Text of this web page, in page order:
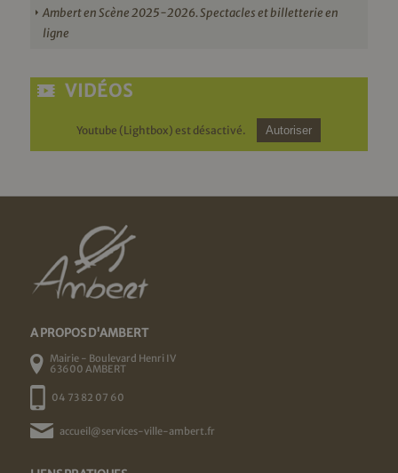
Ambert en Scène 2025-2026. Spectacles et billetterie en
ligne
VIDÉOS
Youtube (Lightbox) est désactivé. Autoriser
A PROPOS D'AMBERT
Mairie - Boulevard Henri IV
63600 AMBERT
04 73 82 07 60
accueil@services-ville-ambert.fr